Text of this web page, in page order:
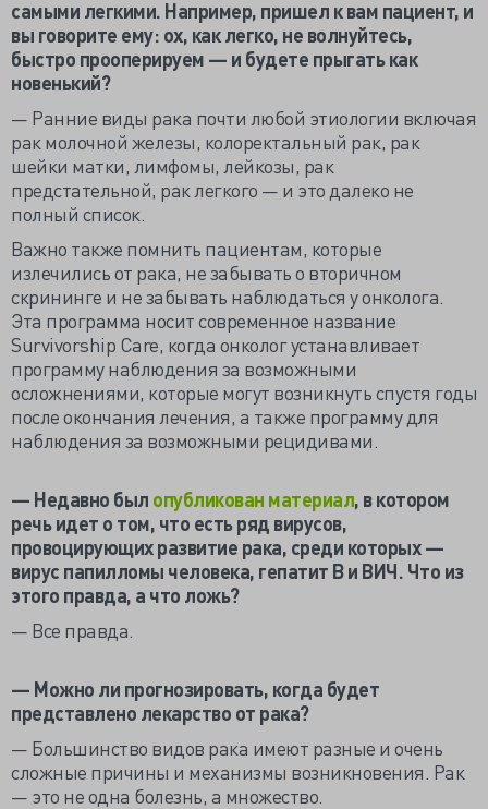
самыми легкими. Например, пришел к вам пациент, и
вы говорите ему: ох, как легко, не волнуйтесь,
быстро прооперируем — и будете прыгать как
новенький?
— Ранние виды рака почти любой этиологии включая
рак молочной железы, колоректальный рак, рак
шейки матки, лимфомы, лейкозы, рак
предстательной, рак легкого — и это далеко не
полный список.
Важно также помнить пациентам, которые
излечились от рака, не забывать о вторичном
скрининге и не забывать наблюдаться у онколога.
Эта программа носит современное название
Survivorship Care, когда онколог устанавливает
программу наблюдения за возможными
осложнениями, которые могут возникнуть спустя годы
после окончания лечения, а также программу для
наблюдения за возможными рецидивами.
— Недавно был опубликован материал, в котором
речь идет о том, что есть ряд вирусов,
провоцирующих развитие рака, среди которых —
вирус папилломы человека, гепатит B и ВИЧ. Что из
этого правда, а что ложь?
— Все правда.
— Можно ли прогнозировать, когда будет
представлено лекарство от рака?
— Большинство видов рака имеют разные и очень
сложные причины и механизмы возникновения. Рак
— это не одна болезнь, а множество.